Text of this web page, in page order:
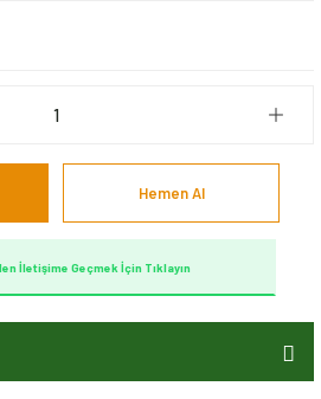
Hemen Al
İletişime Geçmek İçin Tıklayın